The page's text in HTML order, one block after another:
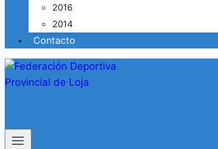
2016
2014
Contacto